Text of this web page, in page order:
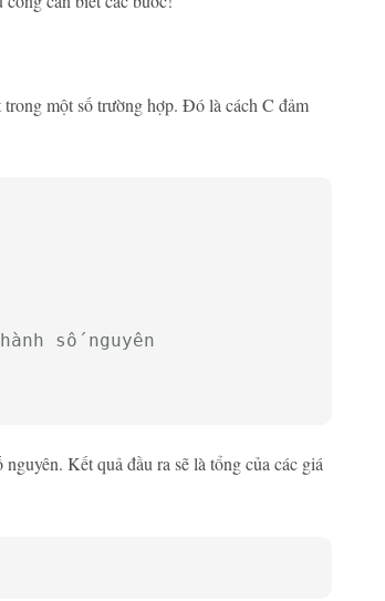
một số trường hợp. Đó là cách C đảm
số nguyên
Kết quả đầu ra sẽ là tổng của các giá